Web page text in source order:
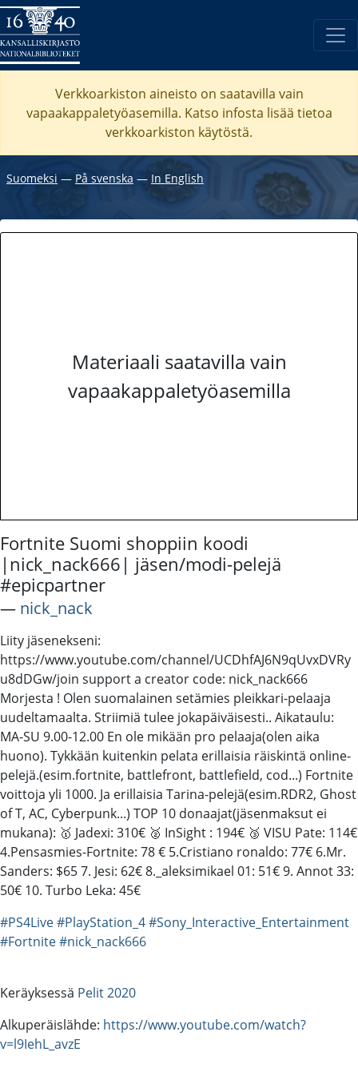
Verkkoarkiston aineisto on saatavilla vain
vapaakappaletyöasemilla. Katso infosta lisää tietoa
verkkoarkiston käytöstä.
Suomeksi ― På svenska ― In English
Materiaali saatavilla vain
vapaakappaletyöasemilla
Fortnite Suomi shoppiin koodi
|nick_nack666| jäsen/modi-pelejä
#epicpartner
― nick_nack
Liity jäsenekseni:
https://www.youtube.com/channel/UCDhfAJ6N9qUvxDVRy
u8dDGw/join support a creator code: nick_nack666
Morjesta ! Olen suomalainen setämies pleikkari-pelaaja
uudeltamaalta. Striimiä tulee jokapäiväisesti.. Aikataulu:
MA-SU 9.00-12.00 En ole mikään pro pelaaja(olen aika
huono). Tykkään kuitenkin pelata erillaisia räiskintä online-
pelejä.(esim.fortnite, battlefront, battlefield, cod...) Fortnite
voittoja yli 1000. Ja erillaisia Tarina-pelejä(esim.RDR2, Ghost
of T, AC, Cyberpunk...) TOP 10 donaajat(jäsenmaksut ei
mukana): 🥇 Jadexi: 310€ 🥈 InSight : 194€ 🥉 VISU Pate: 114€
4.Pensasmies-Fortnite: 78 € 5.Cristiano ronaldo: 77€ 6.Mr.
Sanders: $65 7. Jesi: 62€ 8._aleksimikael 01: 51€ 9. Annot 33:
50€ 10. Turbo Leka: 45€
#PS4Live#PlayStation_4#Sony_Interactive_Entertainment
#Fortnite#nick_nack666
Keräyksessä Pelit 2020
Alkuperäislähde: https://www.youtube.com/watch?
v=l9IehL_avzE